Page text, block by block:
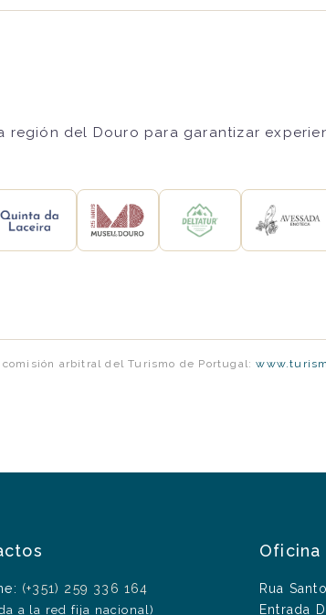
del Douro para garantizar
arbitral del Turismo de Portugal:
(+351) 259 336 164
a la red fija nacional)
Oficina
Rua
Entrada